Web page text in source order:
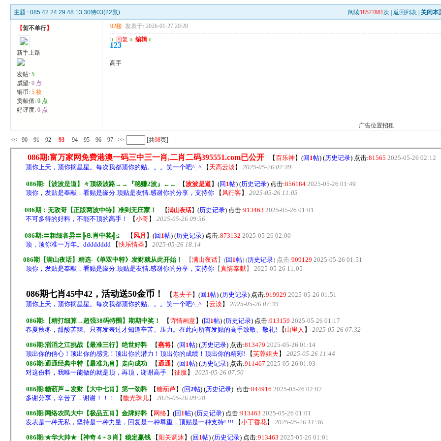
主题 :085.42.24.29.48.13.30特03(22鼠) 阅读18577881次 |返回列表 关闭本
【贺不单行】
新手上路
发帖:5
威望:0 点
铜币:5 枚
贡献值:0 点
好评度:0 点
92楼 发表于: 2026-01-27 20:28
u 回复 u 编辑 u
123
高手
广告位置招租
<< 90 91 92 93 94 95 96 97 >> [共98页]